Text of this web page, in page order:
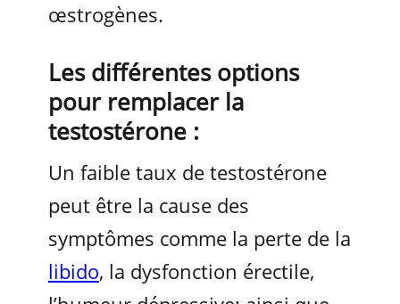
œstrogènes.
Les différentes options
pour remplacer la
testostérone :
Un faible taux de testostérone
peut être la cause des
symptômes comme la perte de la
libido, la dysfonction érectile,